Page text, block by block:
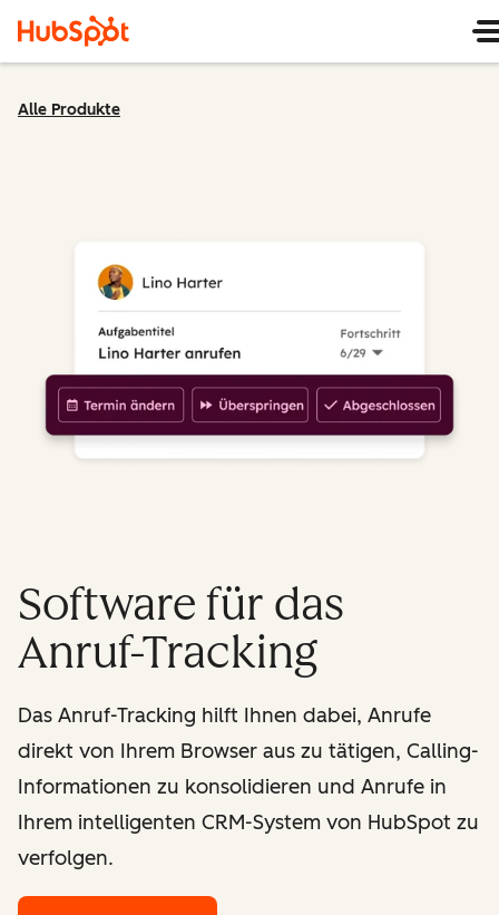
Alle Produkte
Software für das
Anruf-Tracking
Das Anruf-Tracking hilft Ihnen dabei, Anrufe
direkt von Ihrem Browser aus zu tätigen, Calling-
Informationen zu konsolidieren und Anrufe in
Ihrem intelligenten CRM-System von HubSpot zu
verfolgen.